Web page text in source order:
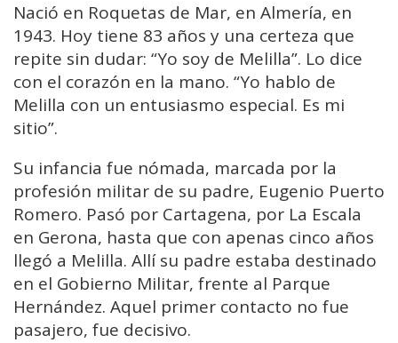
Nació en Roquetas de Mar, en Almería, en
1943. Hoy tiene 83 años y una certeza que
repite sin dudar: “Yo soy de Melilla”. Lo dice
con el corazón en la mano. “Yo hablo de
Melilla con un entusiasmo especial. Es mi
sitio”.
Su infancia fue nómada, marcada por la
profesión militar de su padre, Eugenio Puerto
Romero. Pasó por Cartagena, por La Escala
en Gerona, hasta que con apenas cinco años
llegó a Melilla. Allí su padre estaba destinado
en el Gobierno Militar, frente al Parque
Hernández. Aquel primer contacto no fue
pasajero, fue decisivo.